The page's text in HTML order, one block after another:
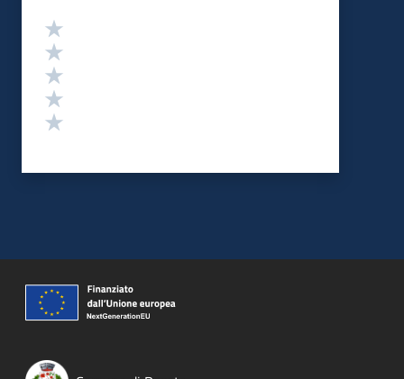
Valutazione